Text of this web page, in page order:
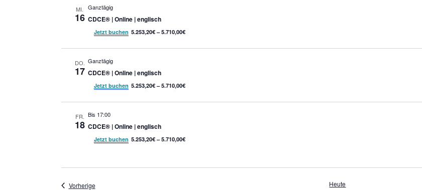
MI.
16
Ganztägig
CDCE® | Online | englisch
Jetzt buchen 5.253,20€ – 5.710,00€
DO.
17
Ganztägig
CDCE® | Online | englisch
Jetzt buchen 5.253,20€ – 5.710,00€
FR.
18
Bis 17:00
CDCE® | Online | englisch
Jetzt buchen 5.253,20€ – 5.710,00€
VorherigeVeranstaltungen Heute